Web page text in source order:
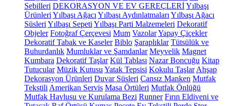
Sebilleri DEKORASYON VE EV GEREÇLERİYılbaşı
Ürünleri Yılbaşı Ağacı Yılbaşı Aydınlatmaları Yılbaşı Ağacı
Süsleri Yılbaşı Sepeti Yılbaşı Parti Malzemeleri Dekoratif
Objeler Fotoğraf Çerçevesi Mum VazolarYapay Çiçekler
Dekoratif Tabak ve Kaseler Biblo Şaraplıklar Tütsülük ve
Buhurdanlık Mumluklar ve Şamdanlar Meyvelik Magnet
Kumbara Dekoratif Taşlar Kül Tablası Nazar Boncuğu Kitap
Tutucular Müzik Kutusu Yatak Tepsisi Kokulu Taşlar Ahşap
Dekorasyon Ürünleri Duvar Süsleri Cansız Manken Mutfak
Tekstili Amerikan Servis Masa Örtüleri Mutfak Önlüğü
Mutfak Havlusu ve Kurulama Bezi Runner Fırın Eldiveni ve